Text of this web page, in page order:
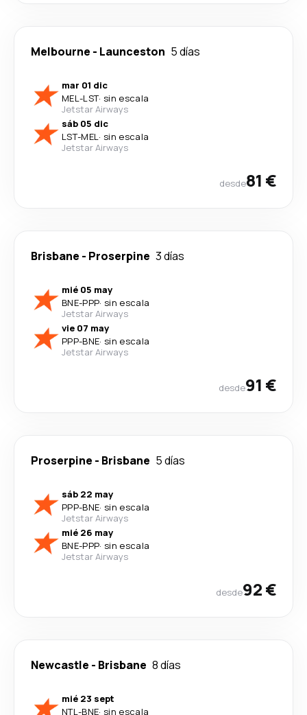
Melbourne - Launceston 5 días
mar 01 dic
MEL-LST· sin escala
Jetstar Airways
sáb 05 dic
LST-MEL· sin escala
Jetstar Airways
desde81 €
Brisbane - Proserpine 3 días
mié 05 may
BNE-PPP· sin escala
Jetstar Airways
vie 07 may
PPP-BNE· sin escala
Jetstar Airways
desde91 €
Proserpine - Brisbane 5 días
sáb 22 may
PPP-BNE· sin escala
Jetstar Airways
mié 26 may
BNE-PPP· sin escala
Jetstar Airways
desde92 €
Newcastle - Brisbane 8 días
mié 23 sept
NTL-BNE· sin escala